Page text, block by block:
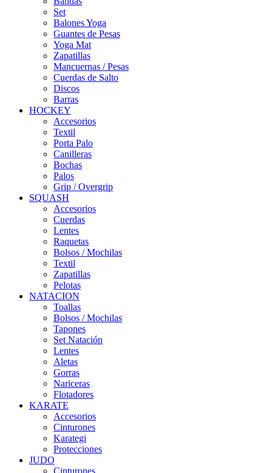
Set
Balones Yoga
Guantes de Pesas
Yoga Mat
Zapatillas
Mancuernas / Pesas
Cuerdas de Salto
Discos
Barras
HOCKEY
Accesorios
Textil
Porta Palo
Canilleras
Bochas
Palos
Grip / Overgrip
SQUASH
Accesorios
Cuerdas
Lentes
Raquetas
Bolsos / Mochilas
Textil
Zapatillas
Pelotas
NATACION
Toallas
Bolsos / Mochilas
Tapones
Set Natación
Lentes
Aletas
Gorras
Nariceras
Flotadores
KARATE
Accesorios
Cinturones
Karategi
Protecciones
JUDO